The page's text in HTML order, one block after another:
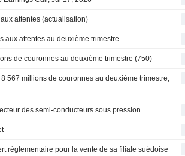
attentes (actualisation)
aux attentes au deuxième trimestre
de couronnes au deuxième trimestre (750)
567 millions de couronnes au deuxième trimestre,
des semi-conducteurs sous pression
réglementaire pour la vente de sa filiale suédoise